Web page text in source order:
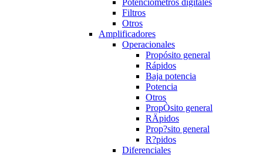
Filtros
Otros
Amplificadores
Operacionales
Propósito general
Rápidos
Baja potencia
Potencia
Otros
PropÒsito general
RÄpidos
Prop?sito general
R?pidos
Diferenciales